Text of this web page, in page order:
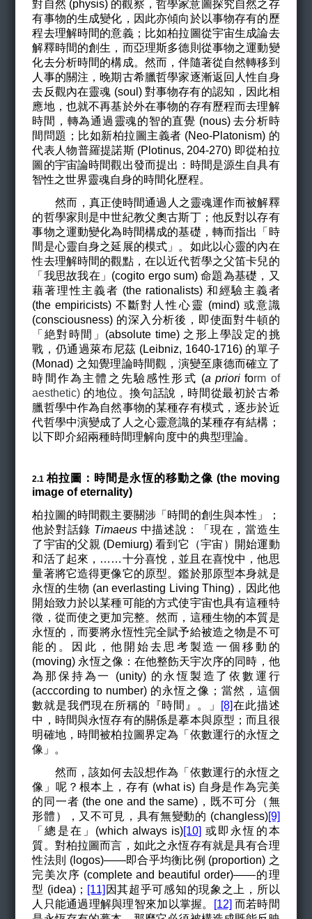
對自然 (physis) 的觀察，哲學家意圖探究自然之存
有事物的生成變化，因此亦傾向於以事物存有的歷
程去理解時間的意義；比如柏拉圖從宇宙生成論去
解釋時間的創生，而亞理斯多德則從事物之運動變
化去分析時間的構成。然而，伴隨著從自然轉移到
人事的關注，晚期古希臘哲學家逐漸返回人性自身
去反觀內在靈魂 (soul) 對事物存有的認知，因此相
應地，也就不再基於外在事物的存有歷程而去理解
時間，轉為通過靈魂的智的直覺 (nous) 去分析時
間問題；比如新柏拉圖主義者 (Neo-Platonism) 的
代表人物普羅提諾斯 (Plotinus, 204-270) 即從柏拉
圖的宇宙論時間觀出發而提出：時間是源生自具有
智性之世界靈魂自身的時間化歷程。
然而，真正使時間通過人之靈魂運作而被解釋
的哲學家則是中世紀教父奧古斯丁；他反對以存有
事物之運動變化為時間構成的基礎，轉而指出「時
間是心靈自身之延展的模式」。如此以心靈的內在
性去理解時間的觀點，在以近代哲學之父笛卡兒的
「我思故我在」(cogito ergo sum) 命題為基礎，又
藉著理性主義者 (the rationalists) 和經驗主義者
(the empiricists) 不斷對人性心靈 (mind) 或意識
(consciousness) 的深入分析後，即使面對牛頓的
「絶對時間」(absolute time) 之形上學設定的挑
戰，仍通過萊布尼茲 (Leibniz, 1640-1716) 的單子
(Monad) 之知覺理論時間觀，演變至康德而確立了
時間作為主體之先驗感性形式 (a priori form of
aesthetic) 的地位。換句話說，時間從最初於古希
臘哲學中作為自然事物的某種存有模式，逐步於近
代哲學中演變成了人之心靈意識的某種存有結構；
以下即介紹兩種時間理解向度中的典型理論。
2.1柏拉圖：時間是永恆的移動之像 (the moving
image of eternality)
柏拉圖的時間觀主要關涉「時間的創生與本性」；
他於對話錄 Timaeus 中描述說 ：「 現在，當造生
了宇宙的父親 (Demiurg) 看到它（宇宙）
開始運動
和活了起來，……十分喜悅，並且在喜悅中，他思
量著將它造得更像它的原型。鑑於那原型本身就是
永恆的生物 (an everlasting Living Thing)，因此他
開始致力於以某種可能的方式使宇宙也具有這種特
徵，從而使之更加完整。然而，這種生物的本質是
永恆的，而要將永恆性完全賦予給被造之物是不可
能的。因此，他開始去思考製造一個移動的
(moving) 永恆之像：在他整飭天宇次序的同時，他
為那保持為一 (unity) 的永恆製造了依數運行
(acccording to number) 的永恆之像；當然，這個
數就是我們現在所稱的『時間』。」
[8]在此描述
中，時間與永恆存有的關係是摹本與原型；而且很
明確地，時間被柏拉圖界定為 「依數運行的永恆之
像」 。
然而，該如何去設想作為「依數運行的永恆之
像」呢？根本上，存有 (what is) 自身是作為完美
的同一者 (the one and the same)，既不可分（無
形體），又不可見，具有無變動的 (changless)[9]
「總是在」(which always is)[10] 或即永恆的本
質。對柏拉圖而言，如此之永恆存有就是具有合理
性法則 (logos)——即合乎均衡比例 (proportion) 之
完美次序 (complete and beautiful order)——的理
型 (idea)； [11] 因其超乎可感知的現象之上，所以
人只能通過理解與理智來加以掌握。
[12] 而若時間